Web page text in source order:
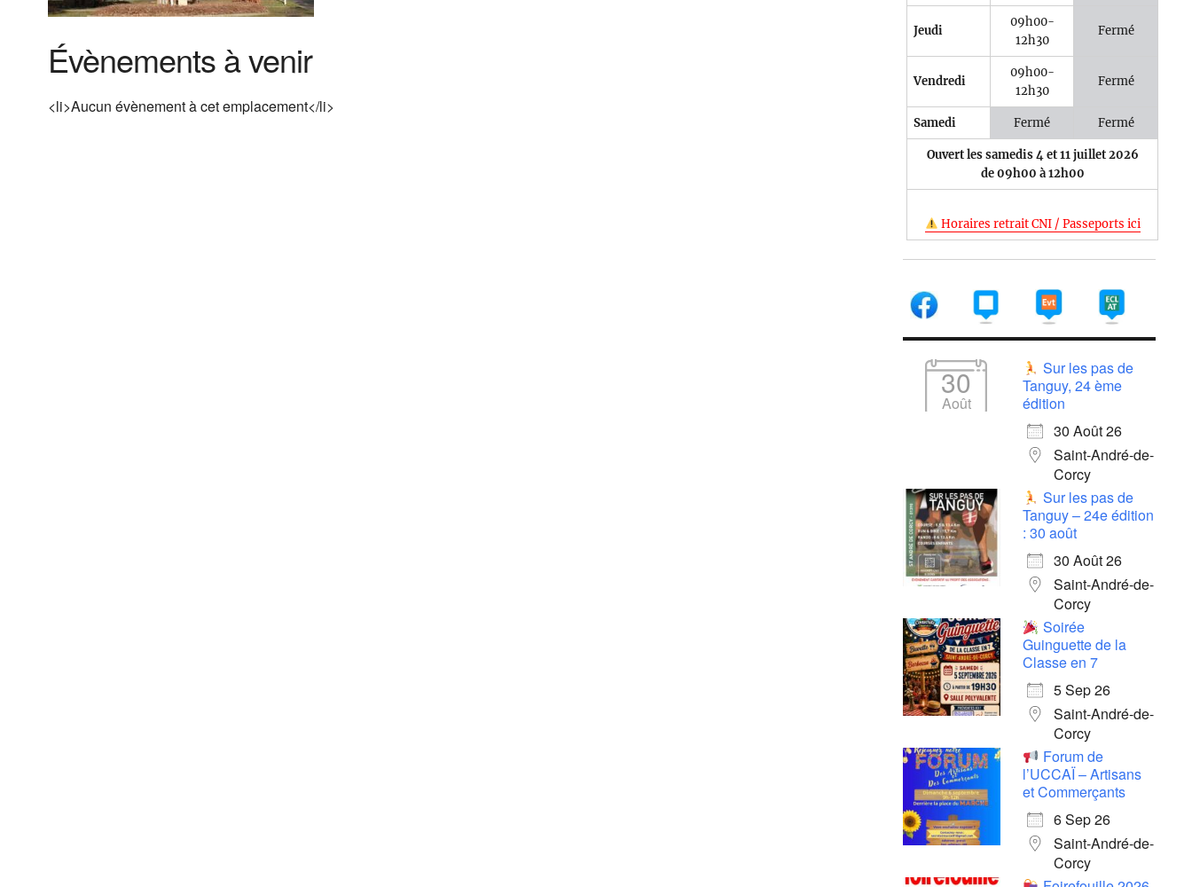
Évènements à venir
<li>Aucun évènement à cet emplacement</li>
Jeudi
09h00-
12h30
Fermé
Vendredi
09h00-
12h30
Fermé
Samedi Fermé Fermé
Ouvert les samedis 4 et 11 juillet 2026
de 09h00 à 12h00
Horaires retrait CNI / Passeports ici
30
Août
Sur les pas de
Tanguy, 24 ème
édition
30 Août 26
Saint-André-de-
Corcy
Sur les pas de
Tanguy – 24e édition
: 30 août
30 Août 26
Saint-André-de-
Corcy
Soirée
Guinguette de la
Classe en 7
5 Sep 26
Saint-André-de-
Corcy
Forum de
l’UCCAÏ – Artisans
et Commerçants
6 Sep 26
Saint-André-de-
Corcy